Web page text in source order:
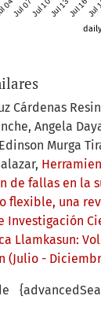
Cárdenas
Angela
Murga
de fallas en la
flexible, una
Investigación
Llamkasun:
(Julio -